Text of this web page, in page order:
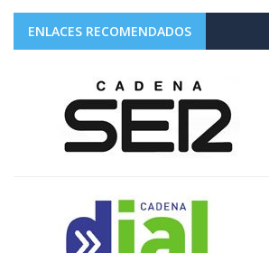
ENLACES RECOMENDADOS